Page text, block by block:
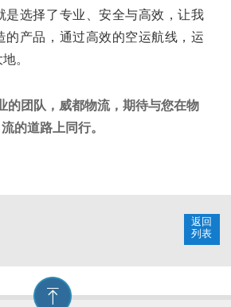
是选择了专业、安全与高效，让我
的产品，通过高效的空运航线，运
。
的团队，威都物流，期待与您在物
流的道路上同行。
返回
列表